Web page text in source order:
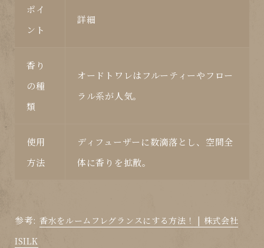
ポイ
ント
詳細
香り
の種
類
オードトワレはフルーティーやフロー
ラル系が人気。
使用
方法
ディフューザー に数滴落とし、空間全
体に香りを拡散。
参考: 香水をルームフレグランスにする方法！ | 株式会社
ISILK